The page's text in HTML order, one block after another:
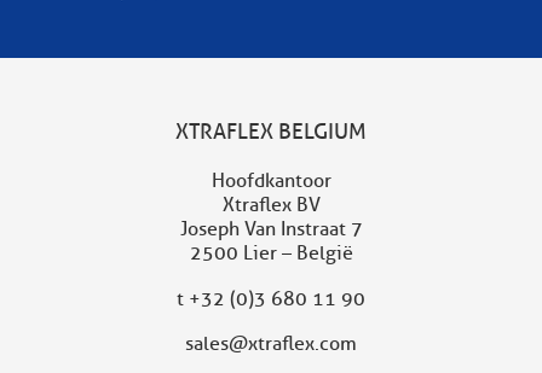
XTRAFLEX BELGIUM
Hoofdkantoor
Xtraflex BV
Joseph Van Instraat 7
2500 Lier – België
t +32 (0)3 680 11 90
sales@xtraflex.com